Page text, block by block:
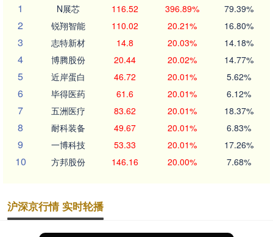
1
N展芯 116.52 396.89% 79.39%
2 锐翔智能 110.02 20.21% 16.80%
3 志特新材 14.8 20.03% 14.18%
4 博腾股份 20.44 20.02% 14.77%
5 近岸蛋白 46.72 20.01% 5.62%
6 毕得医药 61.6 20.01% 6.12%
7 五洲医疗 83.62 20.01% 18.37%
8 耐科装备 49.67 20.01% 6.83%
9 一博科技 53.33 20.01% 17.26%
10 方邦股份 146.16 20.00% 7.68%
沪深京行情 实时轮播